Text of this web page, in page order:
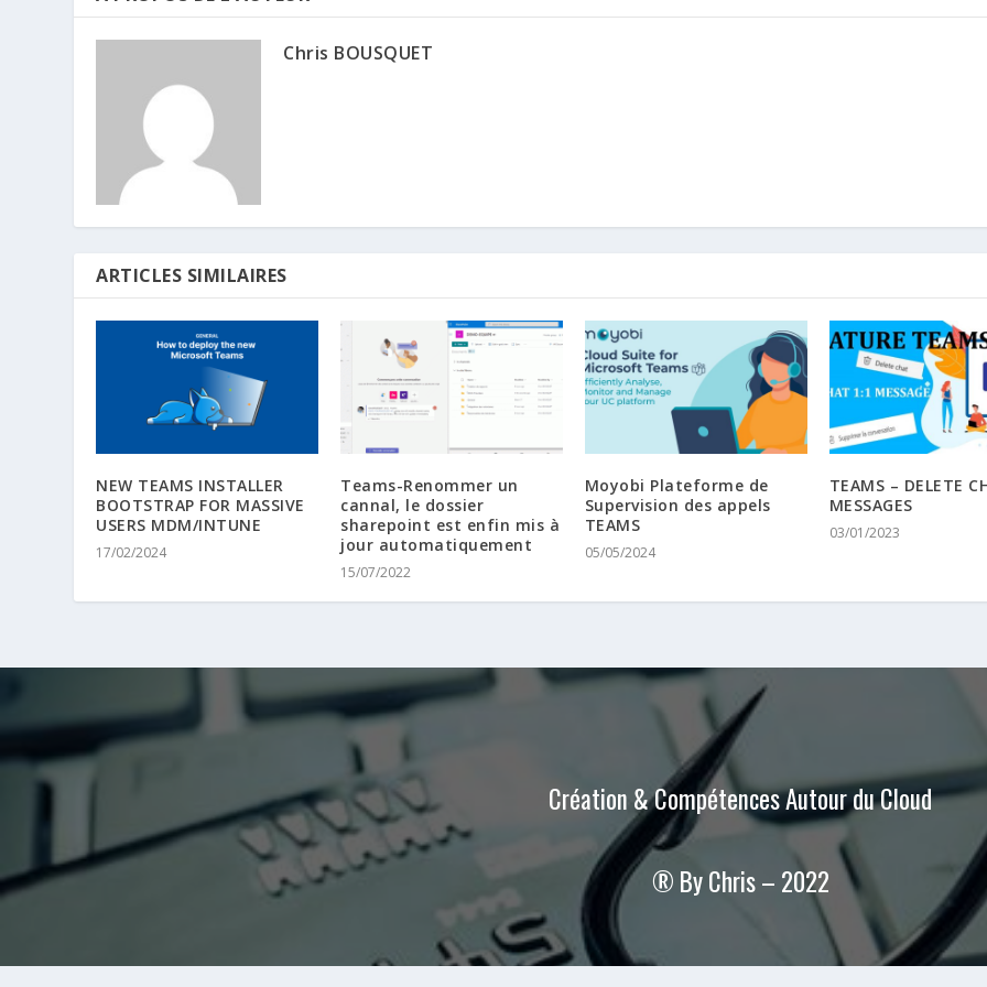
Chris BOUSQUET
ARTICLES SIMILAIRES
NEW TEAMS INSTALLER
BOOTSTRAP FOR MASSIVE
USERS MDM/INTUNE
17/02/2024
Teams-Renommer un
cannal, le dossier
sharepoint est enfin mis à
jour automatiquement
15/07/2022
Moyobi Plateforme de
Supervision des appels
TEAMS
05/05/2024
TEAMS – DELETE
MESSAGES
03/01/2023
Création & Compétences Autour du Cloud
® By Chris – 2022